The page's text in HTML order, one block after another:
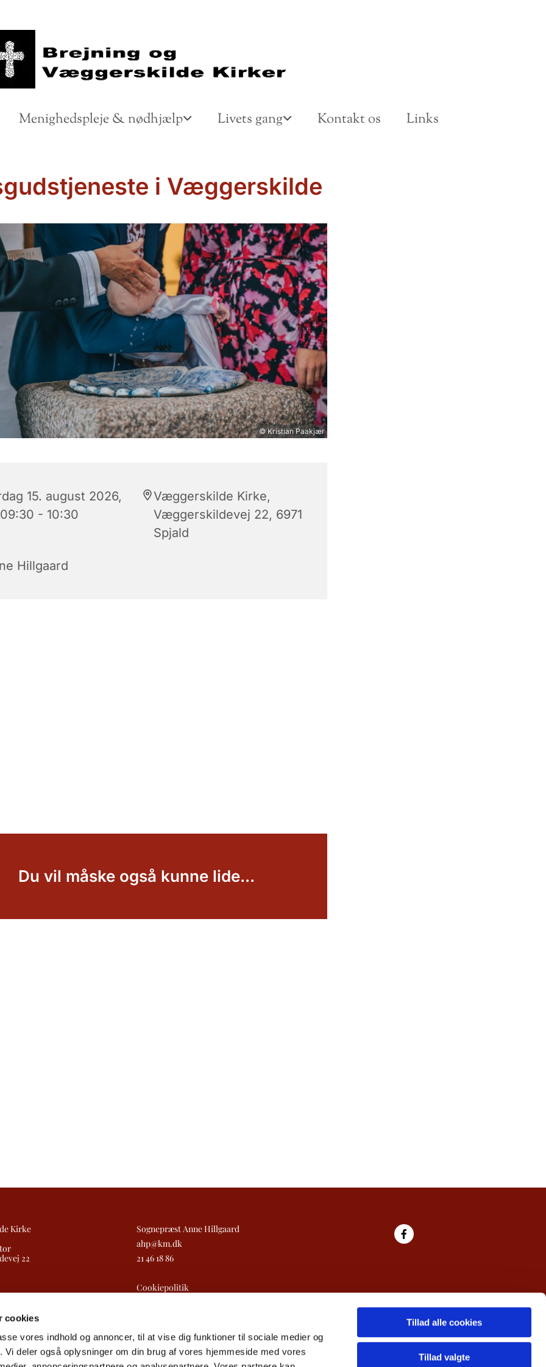
cookies
vores indhold og annoncer, til at vise dig funktioner til sociale medier og
deler også oplysninger om din brug af vores hjemmeside med vores
Tillad alle cookies
Tillad valgte
Menighedspleje & nødhjælp Livets gang Kontakt os Links
i Væggerskilde
© Kristian Paakjær
15. august 2026,
- 10:30
Væggerskilde Kirke,
Væggerskildevej 22, 6971
Spjald
Hillgaard
Du vil måske også kunne lide...
Kirke
22
Sognepræst Anne Hillgaard
ahp@km.dk
21 46 18 86
Cookiepolitik